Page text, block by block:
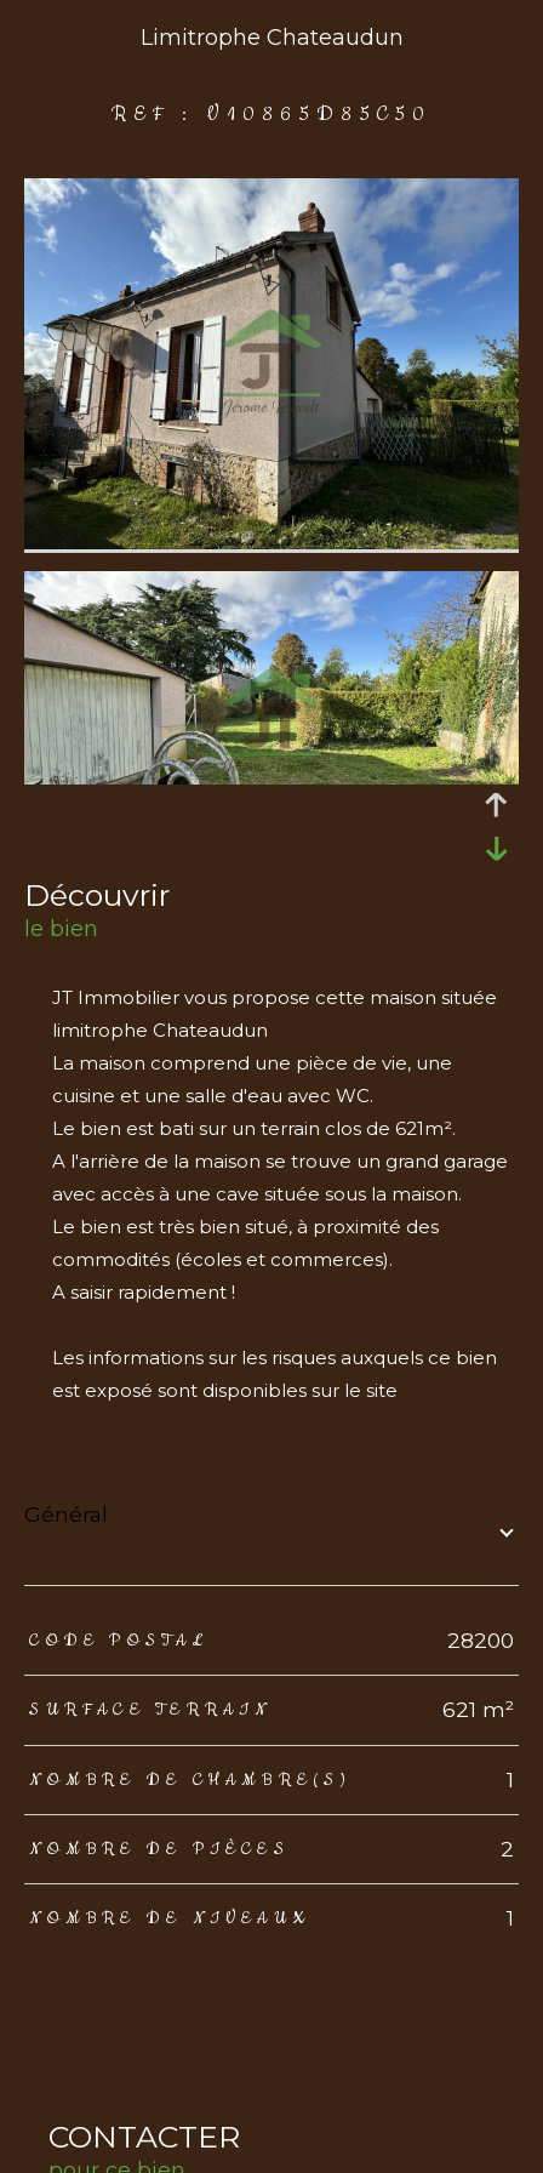
Limitrophe Chateaudun
REF : V10865D85C50
découvrir
le bien
JT Immobilier vous propose cette maison située
limitrophe Chateaudun
La maison comprend une pièce de vie, une
cuisine et une salle d'eau avec WC.
Le bien est bati sur un terrain clos de 621m².
A l'arrière de la maison se trouve un grand garage
avec accès à une cave située sous la maison.
Le bien est très bien situé, à proximité des
commodités (écoles et commerces).
A saisir rapidement !
Les informations sur les risques auxquels ce bien
est exposé sont disponibles sur le site
général
TRAD_ZEPHYR_Caracteristique TRAD_ZEPHYR_Valeurs
CODE POSTAL 28200
SURFACE TERRAIN 621 m²
NOMBRE DE CHAMBRE(S) 1
NOMBRE DE PIÈCES 2
NOMBRE DE NIVEAUX 1
CONTACTER